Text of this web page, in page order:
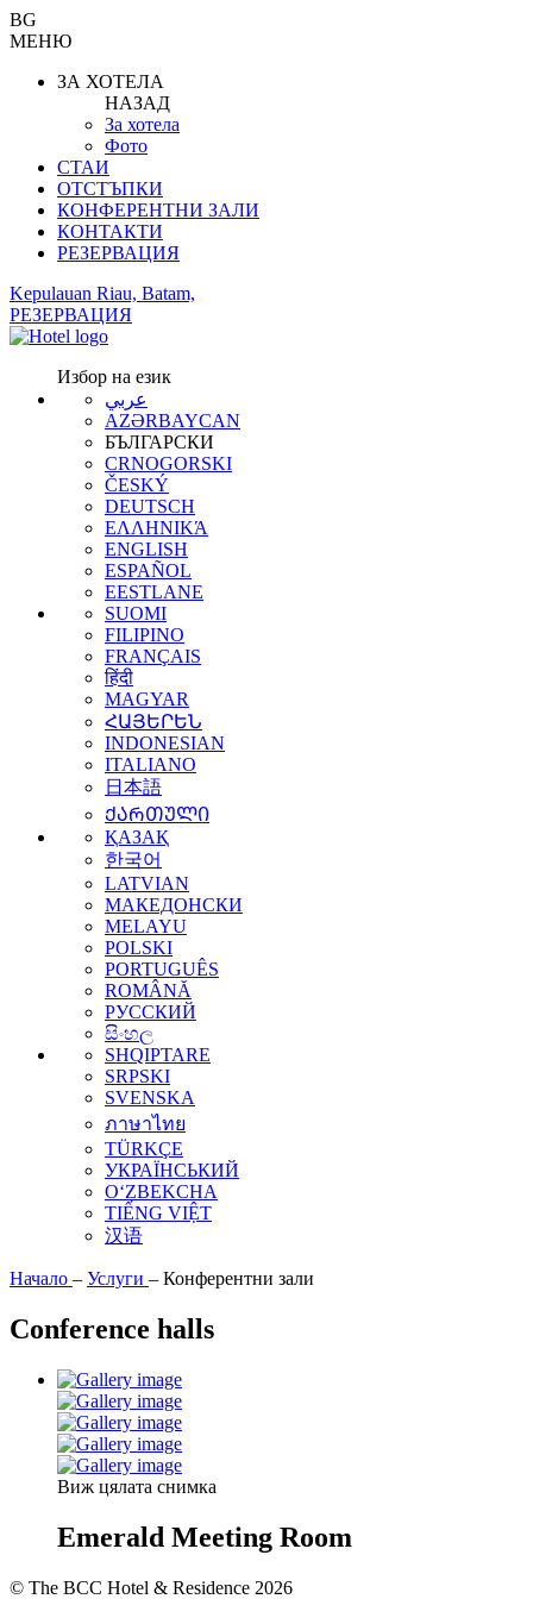
BG
МЕНЮ
ЗА ХОТЕЛА
НАЗАД
За хотела
Фото
СТАИ
ОТСТЪПКИ
КОНФЕРЕНТНИ ЗАЛИ
КОНТАКТИ
РЕЗЕРВАЦИЯ
Kepulauan Riau, Batam,
РЕЗЕРВАЦИЯ
Избор на език
عربي
AZƏRBAYCAN
БЪЛГАРСКИ
CRNOGORSKI
ČESKÝ
DEUTSCH
ΕΛΛΗΝΙΚΆ
ENGLISH
ESPAÑOL
EESTLANE
SUOMI
FILIPINO
FRANÇAIS
हिंदी
MAGYAR
ՀԱՅԵՐԵՆ
INDONESIAN
ITALIANO
日本語
ᲥᲐᲠᲗᲣᲚᲘ
ҚАЗАҚ
한국어
LATVIAN
МАКЕДОНСКИ
MELAYU
POLSKI
PORTUGUÊS
ROMÂNĂ
РУССКИЙ
සිංහල
SHQIPTARE
SRPSKI
SVENSKA
ภาษาไทย
TÜRKÇE
УКРАЇНСЬКИЙ
O‘ZBEKCHA
TIẾNG VIỆT
汉语
Начало – Услуги – Конферентни зали
Conference halls
Виж цялата снимка
Emerald Meeting Room
© The BCC Hotel & Residence 2026